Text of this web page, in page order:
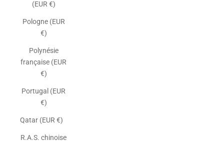
(EUR €)
Pologne (EUR
€)
Polynésie
française (EUR
€)
Portugal (EUR
€)
Qatar (EUR €)
R.A.S. chinoise